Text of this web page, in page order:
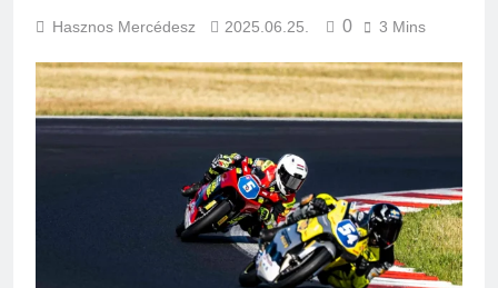
Hasznos Mercédesz 2025.06.25. 0 3 Mins